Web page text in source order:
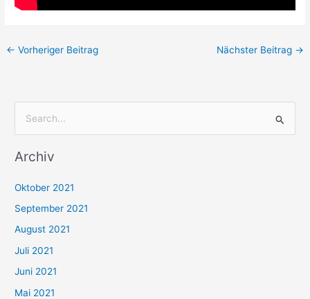
← Vorheriger Beitrag Nächster Beitrag →
c
n
n
a
c
h
Archiv
Oktober 2021
September 2021
August 2021
Juli 2021
Juni 2021
Mai 2021